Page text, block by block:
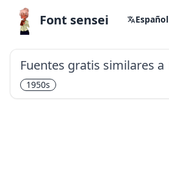
Font sensei Español
Fuentes gratis similares a
1950s